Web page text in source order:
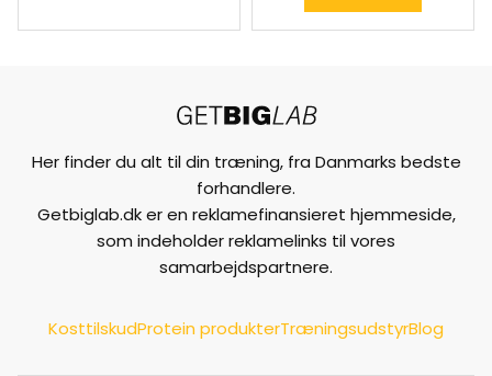
Her finder du alt til din træning, fra Danmarks bedste
forhandlere.
Getbiglab.dk er en reklamefinansieret hjemmeside,
som indeholder reklamelinks til vores
samarbejdspartnere.
KosttilskudProtein produkterTræningsudstyrBlog